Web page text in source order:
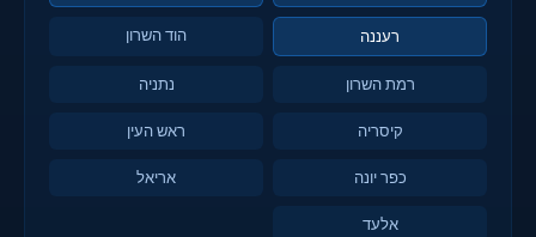
רעננה הוד השרון
רמת השרון נתניה
קיסריה ראש העין
כפר יונה אריאל
אלעד